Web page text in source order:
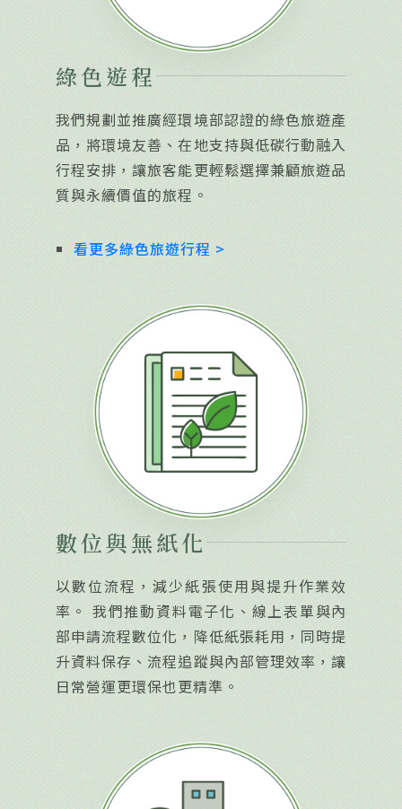
綠色遊程
我們規劃並推廣經環境部認證的綠色旅遊產
品，將環境友善、在地支持與低碳行動融入
行程安排，讓旅客能更輕鬆選擇兼顧旅遊品
質與永續價值的旅程。
看更多綠色旅遊行程 >
數位與無紙化
以數位流程，減少紙張使用與提升作業效
率。 我們推動資料電子化、線上表單與內
部申請流程數位化，降低紙張耗用，同時提
升資料保存、流程追蹤與內部管理效率，讓
日常營運更環保也更精準。